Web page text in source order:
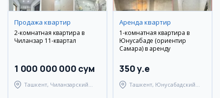
Продажа квартир
2-комнатная квартира в
Чиланзар 11-квартал
1 000 000 000 сум
Ташкент, Чиланзарский
Аренда квартир
1-комнатная квартира в
Юнусабаде (ориентир
Самара) в аренду
350 y.e
Ташкент, Юнусабадский